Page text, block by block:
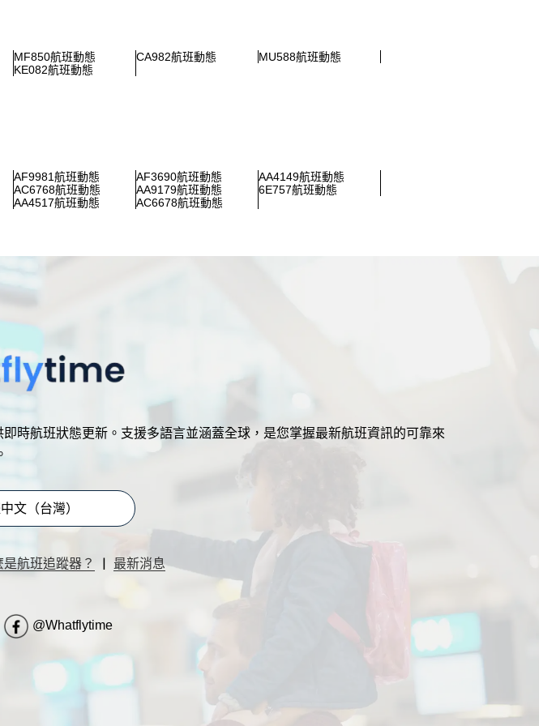
MF850航班動態 CA982航班動態
MU588航班動態
KE082航班動態
AF9981航班動態 AF3690航班動態
AA4149航班動態
AC6768航班動態 AA9179航班動態
6E757航班動態
AA4517航班動態 AC6678航班動態
航班狀態更新。支援多語言並涵蓋全球，是您掌握最新航班資訊的可靠來
文（台灣）
是航班追蹤器？ | 最新消息
@Whatflytime